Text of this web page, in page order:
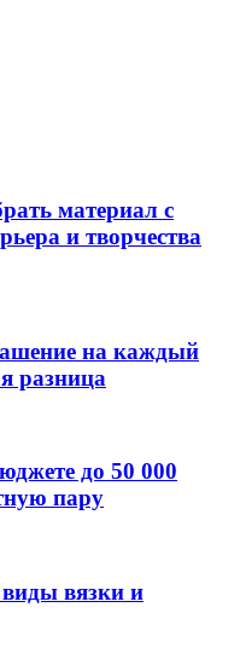
материал с
и творчества
на каждый
разница
до 50 000
пару
вязки и